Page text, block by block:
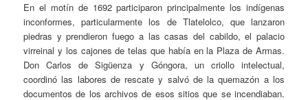
En el motín de 1692 participaron principalmente los indígenas
inconformes, particularmente los de Tlatelolco, que lanzaron
piedras y prendieron fuego a las casas del cabildo, el palacio
virreinal y los cajones de telas que había en la Plaza de Armas.
Don Carlos de Sigüenza y Góngora, un criollo intelectual,
coordinó las labores de rescate y salvó de la quemazón a los
documentos de los archivos de esos sitios que se incendiaban.